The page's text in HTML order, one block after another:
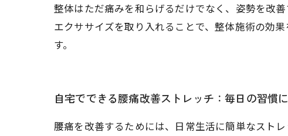
整体はただ痛みを和らげるだけでなく、姿勢を改
エクササイズを取り入れることで、整体施術の効
す。
自宅でできる腰痛改善ストレッチ：毎日の習慣
腰痛を改善するためには、日常生活に簡単なスト